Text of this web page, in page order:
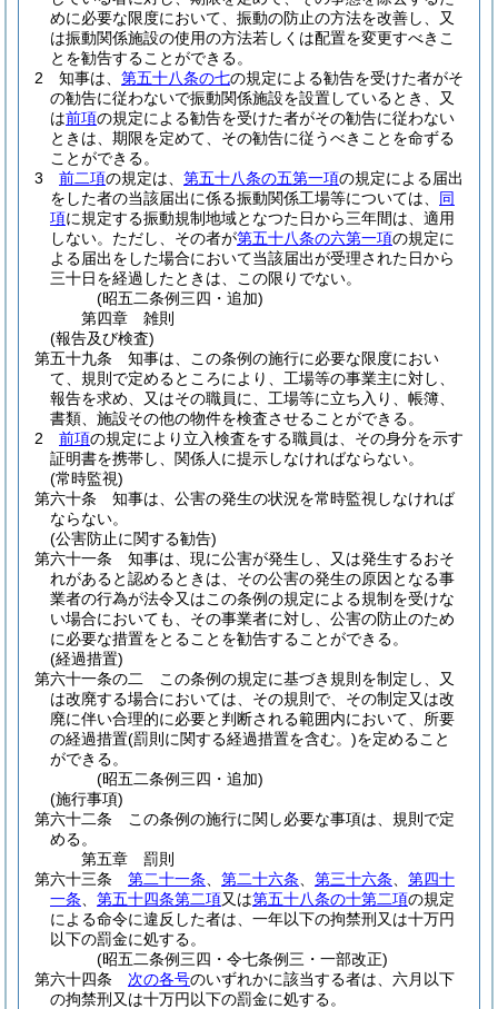
めに必要な限度において、振動の防止の方法を改善し、又
は振動関係施設の使用の方法若しくは配置を変更すべきこ
とを勧告することができる。
2
知事は、 第五十八条の七の規定による勧告を受けた者がそ
の勧告に従わないで振動関係施設を設置しているとき、又
は前項の規定による勧告を受けた者がその勧告に従わない
ときは、期限を定めて、その勧告に従うべきことを命ずる
ことができる。
3
前二項の規定は、 第五十八条の五第一項の規定による届出
をした者の当該届出に係る振動関係工場等については、 同
項に規定する振動規制地域となつた日から三年間は、適用
しない。 ただし、その者が第五十八条の六第一項の規定に
よる届出をした場合において当該届出が受理された日から
三十日を経過したときは、この限りでない。
(昭五二条例三四・追加)
第四章
雑則
(報告及び検査)
第五十九条
知事は、この条例の施行に必要な限度におい
て、規則で定めるところにより、工場等の事業主に対し、
報告を求め、又はその職員に、工場等に立ち入り、帳簿、
書類、施設その他の物件を検査させることができる。
2
前項の規定により立入検査をする職員は、その身分を示す
証明書を携帯し、関係人に提示しなければならない。
(常時監視)
第六十条
知事は、公害の発生の状況を常時監視しなければ
ならない。
(公害防止に関する勧告)
第六十一条
知事は、現に公害が発生し、又は発生するおそ
れがあると認めるときは、その公害の発生の原因となる事
業者の行為が法令又はこの条例の規定による規制を受けな
い場合においても、その事業者に対し、公害の防止のため
に必要な措置をとることを勧告することができる。
(経過措置)
第六十一条の二
この条例の規定に基づき規則を制定し、又
は改廃する場合においては、その規則で、その制定又は改
廃に伴い合理的に必要と判断される範囲内において、所要
の経過措置(罰則に関する経過措置を含む。)を定めること
ができる。
(昭五二条例三四・追加)
(施行事項)
第六十二条
この条例の施行に関し必要な事項は、規則で定
める。
第五章
罰則
第六十三条
第二十一条 第二十六条 第三十六条
第四十
一条
第五十四条第二項又は第五十八条の十第二項の規定
による命令に違反した者は、一年以下の拘禁刑又は十万円
以下の罰金に処する。
(昭五二条例三四・令七条例三・一部改正)
第六十四条
次の各号のいずれかに該当する者は、六月以下
の拘禁刑又は十万円以下の罰金に処する。